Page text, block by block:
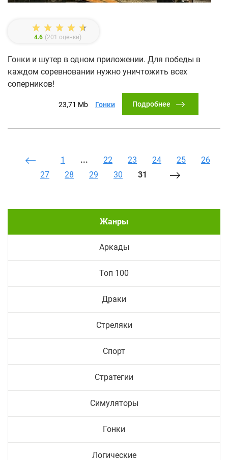
4.6 (201 оценки)
Гонки и шутер в одном приложении. Для победы в
каждом соревновании нужно уничтожить всех
соперников!
23,71 Mb Гонки Подробнее
1 ... 22 23 24 25
26
27
28 29 30 31
Жанры
Аркады
Топ 100
Драки
Стреляки
Спорт
Стратегии
Симуляторы
Гонки
Логические